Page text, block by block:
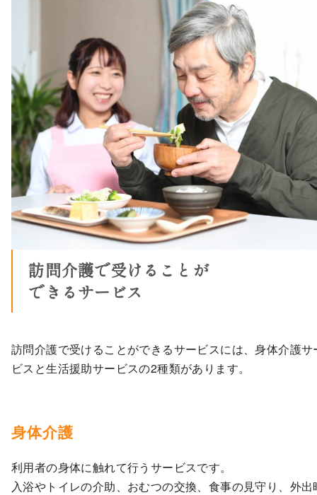
訪問介護で受けることが
できるサービス
訪問介護で受けることができるサービスには、身体介護サ
ビスと生活援助サービスの2種類があります。
身体介護
利用者の身体に触れて行うサービスです。
入浴やトイレの介助、おむつの交換、食事の見守り、外出